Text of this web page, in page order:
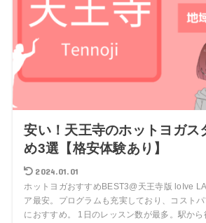
安い！天王寺のホットヨガス
め3選【格安体験あり】
2024.01.01
ホットヨガおすすめBEST3@天王寺版 loIve
ア最安。プログラムも充実しており、コスト
におすすめ。 1日のレッスン数が最多。駅か